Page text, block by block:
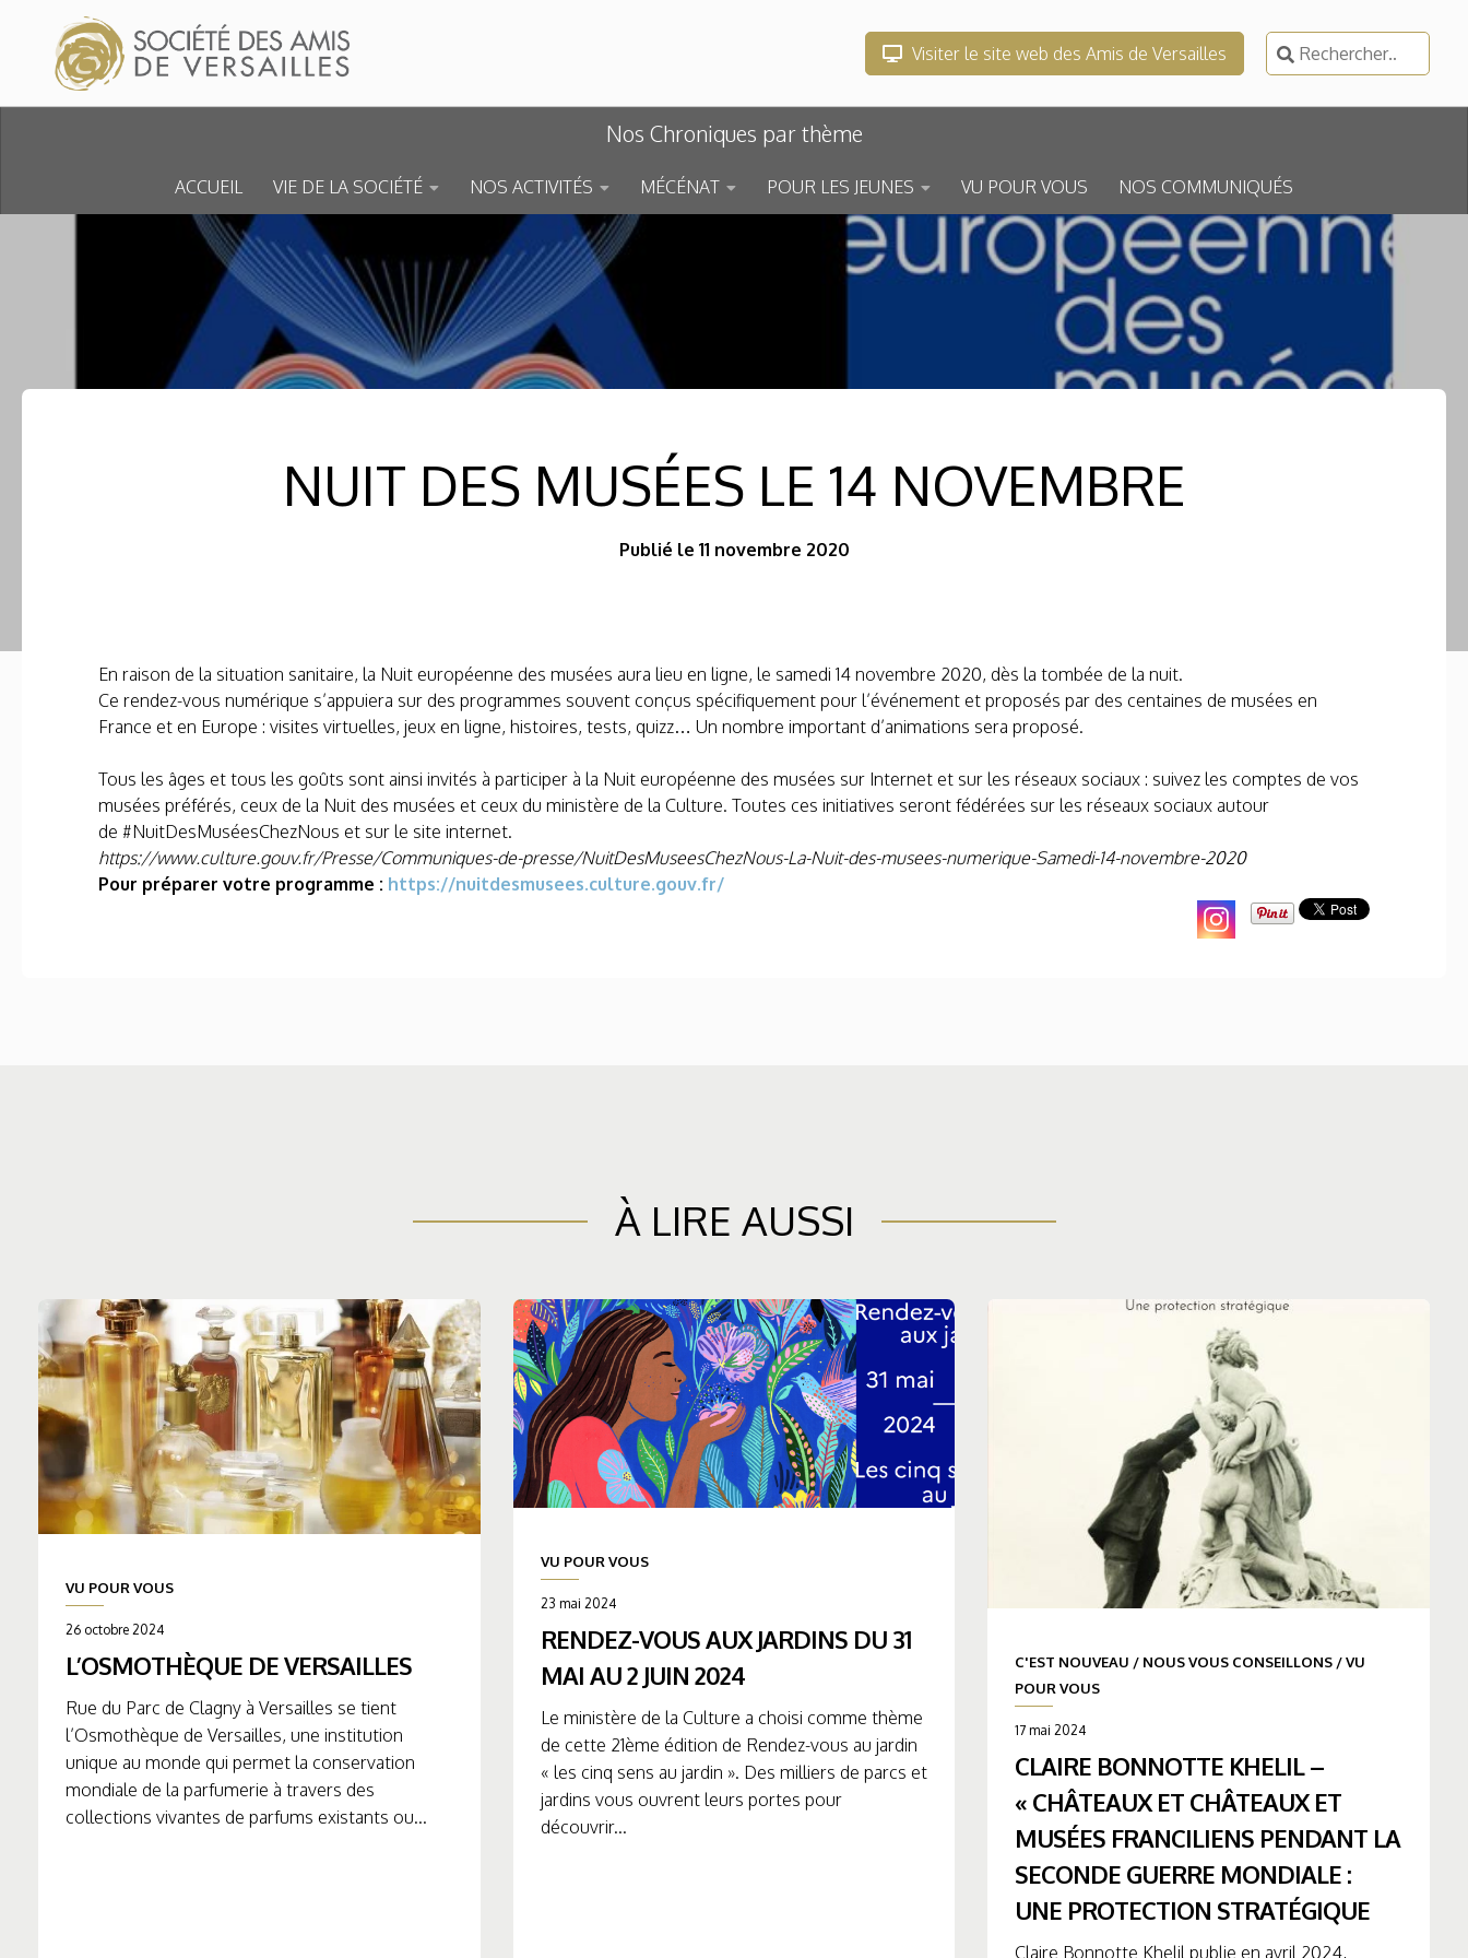
Skip to content
Visiter le site web des Amis de Versailles
Rechercher :
Nos Chroniques par thème
ACCUEIL VIE DE LA SOCIÉTÉ NOS ACTIVITÉS MÉCÉNAT POUR LES JEUNES VU POUR VOUS NOS COMMUNIQUÉS
NUIT DES MUSÉES LE 14 NOVEMBRE
Publié le 11 novembre 2020
En raison de la situation sanitaire, la Nuit européenne des musées aura lieu en ligne, le samedi 14 novembre 2020, dès la tombée de la nuit.
Ce rendez-vous numérique s’appuiera sur des programmes souvent conçus spécifiquement pour l’événement et proposés par des centaines de musées en
France et en Europe : visites virtuelles, jeux en ligne, histoires, tests, quizz… Un nombre important d’animations sera proposé.
Tous les âges et tous les goûts sont ainsi invités à participer à la Nuit européenne des musées sur Internet et sur les réseaux sociaux : suivez les comptes de vos
musées préférés, ceux de la Nuit des musées et ceux du ministère de la Culture. Toutes ces initiatives seront fédérées sur les réseaux sociaux autour
de #NuitDesMuséesChezNous et sur le site internet.
https://www.culture.gouv.fr/Presse/Communiques-de-presse/NuitDesMuseesChezNous-La-Nuit-des-musees-numerique-Samedi-14-novembre-2020
Pour préparer votre programme : https://nuitdesmusees.culture.gouv.fr/
À LIRE AUSSI
VU POUR VOUS
26 octobre 2024
L’OSMOTHÈQUE DE VERSAILLES
Rue du Parc de Clagny à Versailles se tient
l’Osmothèque de Versailles, une institution
unique au monde qui permet la conservation
mondiale de la parfumerie à travers des
collections vivantes de parfums existants ou...
VU POUR VOUS
23 mai 2024
RENDEZ-VOUS AUX JARDINS DU 31
MAI AU 2 JUIN 2024
Le ministère de la Culture a choisi comme thème
de cette 21ème édition de Rendez-vous au jardin
« les cinq sens au jardin ». Des milliers de parcs et
jardins vous ouvrent leurs portes pour
découvrir...
C'EST NOUVEAU / NOUS VOUS CONSEILLONS /VU
POUR VOUS
17 mai 2024
CLAIRE BONNOTTE KHELIL –
« CHÂTEAUX ET CHÂTEAUX ET
MUSÉES FRANCILIENS PENDANT LA
SECONDE GUERRE MONDIALE :
UNE PROTECTION STRATÉGIQUE
Claire Bonnotte Khelil publie en avril 2024,